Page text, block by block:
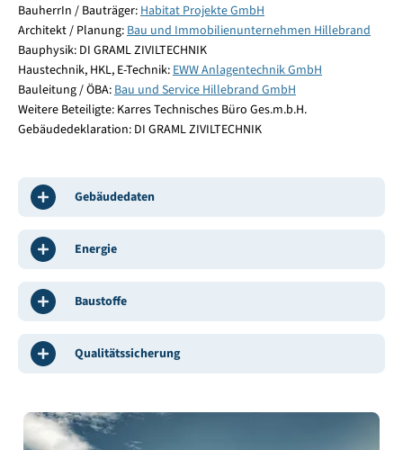
BauherrIn / Bauträger: Habitat Projekte GmbH
Architekt / Planung: Bau und Immobilienunternehmen Hillebrand
Bauphysik: DI GRAML ZIVILTECHNIK
Haustechnik, HKL, E-Technik: EWW Anlagentechnik GmbH
Bauleitung / ÖBA: Bau und Service Hillebrand GmbH
Weitere Beteiligte: Karres Technisches Büro Ges.m.b.H.
Gebäudedeklaration: DI GRAML ZIVILTECHNIK
Gebäudedaten
Energie
Baustoffe
Qualitätssicherung